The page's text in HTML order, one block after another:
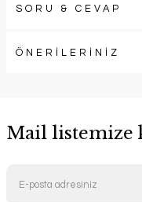
SORU & CEVAP
ÖNERİLERİNİZ
Mail listemize